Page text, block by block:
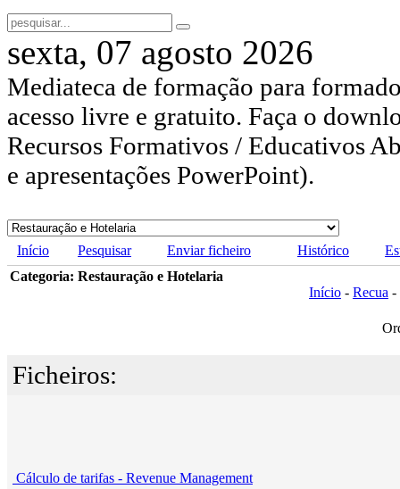
sexta, 07 agosto 2026
Mediateca de formação para
acesso livre e gratuito. Faça o
Recursos Formativos / Educativos
e apresentações PowerPoint).
Início Pesquisar Enviar ficheiro Histórico
Categoria: Restauração e Hotelaria
Início - Recua -
Ficheiros:
Cálculo de tarifas - Revenue Management